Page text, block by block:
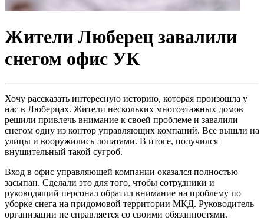
Жители Люберец завалили
снегом офис УК
Хочу рассказать интересную историю, которая произошла у
нас в Люберцах. Жители нескольких многоэтажных домов
решили привлечь внимание к своей проблеме и завалили
снегом одну из контор управляющих компаний. Все вышли на
улицы и вооружились лопатами. В итоге, получился
внушительный такой сугроб.
Вход в офис управляющей компании оказался полностью
засыпан. Сделали это для того, чтобы сотрудники и
руководящий персонал обратил внимание на проблему по
уборке снега на придомовой территории МКД. Руководитель
организации не справляется со своими обязанностями.